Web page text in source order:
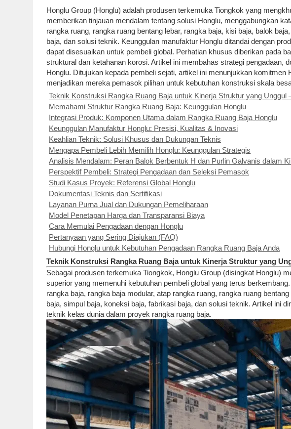
Honglu Group (Honglu) adalah produsen terkemuka Tiongkok yang
memberikan tinjauan mendalam tentang solusi Honglu, menggabungkan
rangka ruang, rangka ruang bentang lebar, rangka baja, kisi baja, balok
baja, dan solusi teknik. Keunggulan manufaktur Honglu ditandai dengan
dapat disesuaikan untuk pembeli global. Perhatian khusus diberikan pada
struktural dan ketahanan korosi. Artikel ini membahas strategi pengadaan,
Honglu. Ditujukan kepada pembeli sejati, artikel ini menunjukkan
menjadikan mereka pemasok pilihan untuk kebutuhan konstruksi skala
Teknik Konstruksi Rangka Ruang Baja untuk Kinerja Struktur yang
Memahami Struktur Rangka Ruang Baja: Keunggulan Honglu
Integrasi Produk: Komponen Utama dalam Rangka Ruang Baja Honglu
Keunggulan Manufaktur Honglu: Presisi, Kualitas & Inovasi
Keahlian Teknik: Solusi Khusus dan Dukungan Teknis
Mengapa Pembeli Lebih Memilih Honglu: Keunggulan Strategis
Analisis Mendalam: Peran Balok Berbentuk H dan Purlin Galvanis dalam
Perspektif Pembeli: Strategi Pengadaan dan Seleksi Pemasok
Studi Kasus Proyek: Referensi Global Honglu
Dokumentasi Teknis dan Sertifikasi
Layanan Purna Jual dan Dukungan Pemeliharaan
Model Penetapan Harga dan Transparansi Biaya
Cara Memulai Pengadaan dengan Honglu
Pertanyaan yang Sering Diajukan (FAQ)
Hubungi Honglu untuk Kebutuhan Pengadaan Rangka Ruang Baja Anda
Teknik Konstruksi Rangka Ruang Baja untuk Kinerja Struktur yang
Sebagai produsen terkemuka Tiongkok, Honglu Group (disingkat Honglu)
superior yang memenuhi kebutuhan pembeli global yang terus
rangka baja, rangka baja modular, atap rangka ruang, rangka ruang
baja, simpul baja, koneksi baja, fabrikasi baja, dan solusi teknik. Artikel ini
teknik kelas dunia dalam proyek rangka ruang baja.